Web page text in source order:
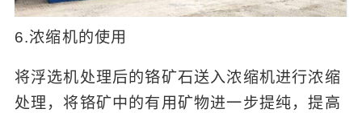
6.浓缩机的使用
将浮选机处理后的铬矿石送入浓缩机进行浓缩
处理，将铬矿中的有用矿物进一步提纯，提高